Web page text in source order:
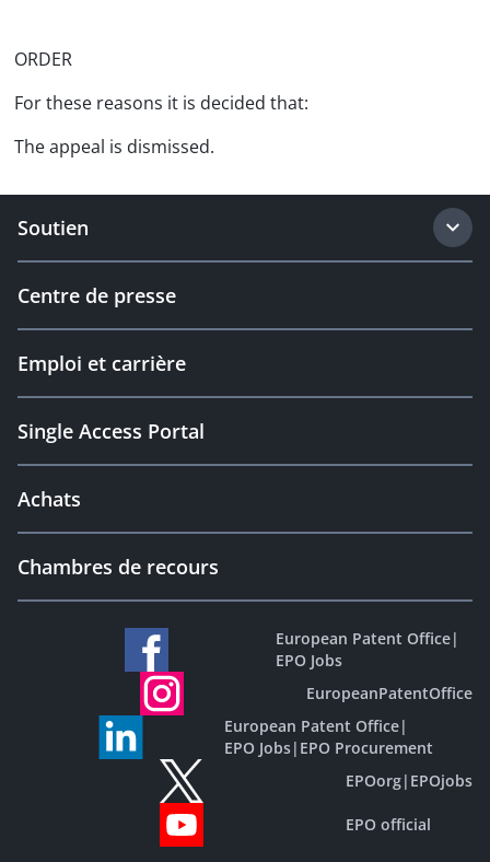
ORDER
For these reasons it is decided that:
The appeal is dismissed.
Soutien
Centre de presse
Emploi et carrière
Single Access Portal
Achats
Chambres de recours
European Patent Office|
EPO Jobs
EuropeanPatentOffice
European Patent Office|
EPO Jobs| EPO Procurement
EPOorg| EPOjobs
EPO official